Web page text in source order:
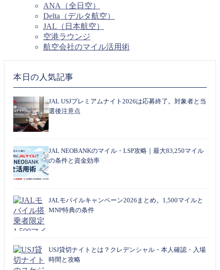
ANA（全日空）
Delta（デルタ航空）
JAL（日本航空）
空港ラウンジ
航空会社のマイル活用術
本日の人気記事
JAL USJプレミアムナイト2026は応募終了。対象者と当
選後注意点
JAL NEOBANKのマイル・LSP攻略｜最大83,250マイル
の条件と資金効率
JALモバイルキャンペーン2026まとめ。1,500マイルと
MNP特典の条件
USJ貸切ナイトとは？クレデンシャル・本人確認・入場
時間と攻略